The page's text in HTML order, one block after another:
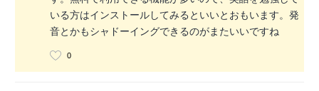
いる方はインストールしてみるといいとおもいます。発
音とかもシャドーイングできるのがまたいいですね
0